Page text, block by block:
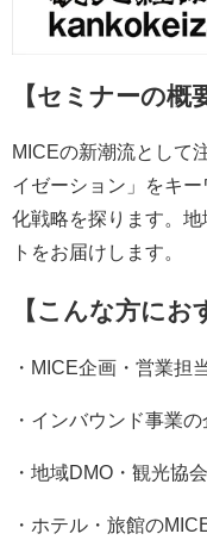
【セミナーの概
MICEの新潮流として
イゼーション」をキ
化戦略を探ります。
トをお届けします。
【こんな方にお
・MICE企画・営業担
・インバウンド事業
・地域DMO・観光協
・ホテル・旅館の